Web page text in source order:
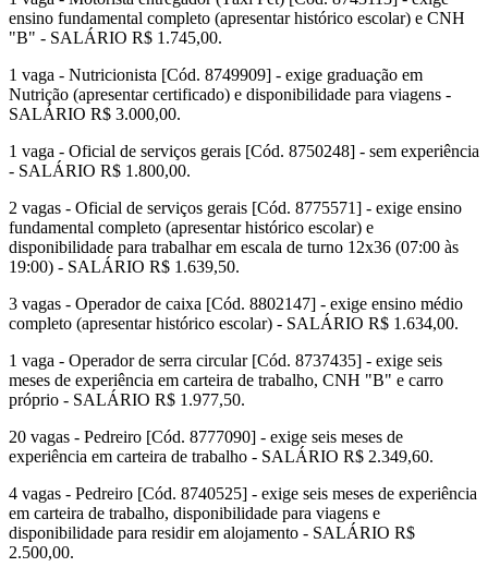
ensino fundamental completo (apresentar histórico escolar) e CNH
"B" - SALÁRIO R$ 1.745,00.
1 vaga - Nutricionista [Cód. 8749909] - exige graduação em
Nutrição (apresentar certificado) e disponibilidade para viagens -
SALÁRIO R$ 3.000,00.
1 vaga - Oficial de serviços gerais [Cód. 8750248] - sem experiência
- SALÁRIO R$ 1.800,00.
2 vagas - Oficial de serviços gerais [Cód. 8775571] - exige ensino
fundamental completo (apresentar histórico escolar) e
disponibilidade para trabalhar em escala de turno 12x36 (07:00 às
19:00) - SALÁRIO R$ 1.639,50.
3 vagas - Operador de caixa [Cód. 8802147] - exige ensino médio
completo (apresentar histórico escolar) - SALÁRIO R$ 1.634,00.
1 vaga - Operador de serra circular [Cód. 8737435] - exige seis
meses de experiência em carteira de trabalho, CNH "B" e carro
próprio - SALÁRIO R$ 1.977,50.
20 vagas - Pedreiro [Cód. 8777090] - exige seis meses de
experiência em carteira de trabalho - SALÁRIO R$ 2.349,60.
4 vagas - Pedreiro [Cód. 8740525] - exige seis meses de experiência
em carteira de trabalho, disponibilidade para viagens e
disponibilidade para residir em alojamento - SALÁRIO R$
2.500,00.